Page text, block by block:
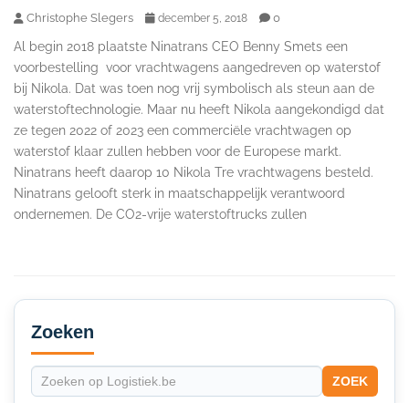
Christophe Slegers december 5, 2018 0
Al begin 2018 plaatste Ninatrans CEO Benny Smets een
voorbestelling voor vrachtwagens aangedreven op waterstof
bij Nikola. Dat was toen nog vrij symbolisch als steun aan de
waterstoftechnologie. Maar nu heeft Nikola aangekondigd dat
ze tegen 2022 of 2023 een commerciële vrachtwagen op
waterstof klaar zullen hebben voor de Europese markt.
Ninatrans heeft daarop 10 Nikola Tre vrachtwagens besteld.
Ninatrans gelooft sterk in maatschappelijk verantwoord
ondernemen. De CO2-vrije waterstoftrucks zullen
Secondary
Sidebar
Zoeken
ZOEK